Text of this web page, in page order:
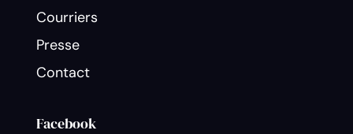
Courriers
Presse
Contact
Facebook